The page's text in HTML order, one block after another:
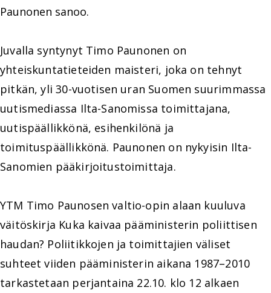
Paunonen sanoo.
Juvalla syntynyt Timo Paunonen on
yhteiskuntatieteiden maisteri, joka on tehnyt
pitkän, yli 30-vuotisen uran Suomen suurimmassa
uutismediassa Ilta-Sanomissa toimittajana,
uutispäällikkönä, esihenkilönä ja
toimituspäällikkönä. Paunonen on nykyisin Ilta-
Sanomien pääkirjoitustoimittaja.
YTM Timo Paunosen valtio-opin alaan kuuluva
väitöskirja Kuka kaivaa pääministerin poliittisen
haudan? Poliitikkojen ja toimittajien väliset
suhteet viiden pääministerin aikana 1987–2010
tarkastetaan perjantaina 22.10. klo 12 alkaen